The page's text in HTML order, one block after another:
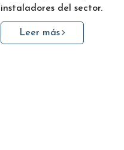
instaladores del sector.
Leer más